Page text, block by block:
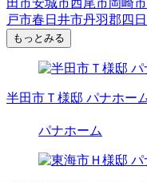
田市安城市西尾市岡崎市
戸市春日井市丹羽郡 四
もっとみる
半田市Ｔ様邸 パナホー
パナホーム